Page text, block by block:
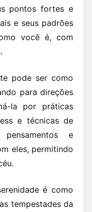
pontos fortes e
e seus padrões
você é, com
pode ser como
para direções
la por práticas
e técnicas de
e
eles, permitindo
é como
tempestades da